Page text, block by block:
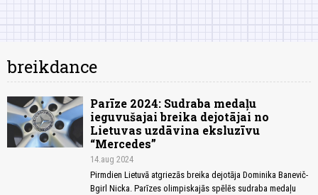
breikdance
Parīze 2024: Sudraba medaļu
ieguvušajai breika dejotājai no
Lietuvas uzdāvina eksluzīvu
“Mercedes”
14.aug 2024
Pirmdien Lietuvā atgriezās breika dejotāja Dominika Banevič-
Bgirl Nicka. Parīzes olimpiskajās spēlēs sudraba medaļu